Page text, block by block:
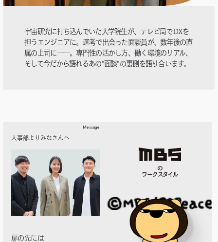
宇宙研究に打ち込んでいた大学院生が、テレビ局でDXを
担うエンジニアに。選考で出会った面談員が、数年後の直
属の上司に──。専門性の活かし方、働く環境のリアル、
そして今だから語れるあの“面談“の裏側を語り合います。
Message
人事部よりみなさんへ
扉の先には
の
ワークスタイル